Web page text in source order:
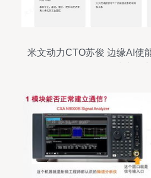
米文动力CTO苏俊 边缘AI使